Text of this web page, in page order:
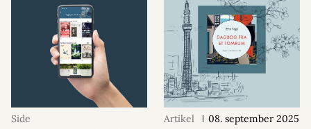
Side Artikel 08. september 2025